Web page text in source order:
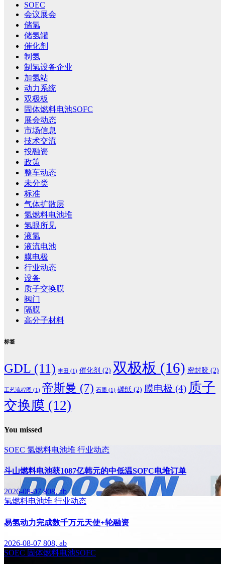
SOEC
会议展会
储氢
储氢罐
催化剂
制氢
制氢设备企业
加氢站
动力系统
双极板
固体燃料电池SOFC
展会动态
市场信息
技术交流
投融资
政策
整车动态
未分类
标准
气体扩散层
氢燃料电池堆
氢眼所见
液氢
液流电池
膜电极
行业动态
设备
质子交换膜
阀门
隔膜
高分子材料
标签
GDL (11) 丰田 (1) 催化剂 (2) 双极板 (16) 密封胶 (2)
工艺流程图 (1) 帝斯曼 (7) 石墨 (1) 碳纸 (2) 膜电极 (4) 质子
交换膜 (12)
You missed
SOEC 氢燃料电池堆 行业动态
斗山燃料电池获1087亿韩元的中低温SOFC电堆订单
2026-08-07808, ab
氢燃料电池堆 行业动态
易氢动力完成数千万元天使+轮融资
2026-08-07 808, ab
SOEC 固体燃料电池SOFC